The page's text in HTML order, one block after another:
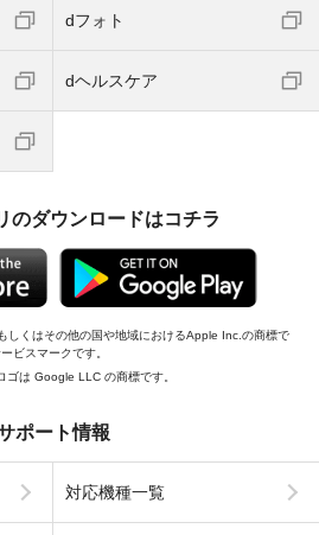
dフォト
dヘルスケア
のダウンロードはコチラ
しくはその他の国や地域におけるApple Inc.の商標で
ビスマークです。
は Google LLC の商標です。
ポート情報
対応機種一覧